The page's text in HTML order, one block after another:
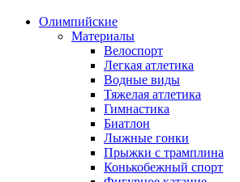
Олимпийские
Материалы
Велоспорт
Легкая атлетика
Водные виды
Тяжелая атлетика
Гимнастика
Биатлон
Лыжные гонки
Прыжки с трамплина
Конькобежный спорт